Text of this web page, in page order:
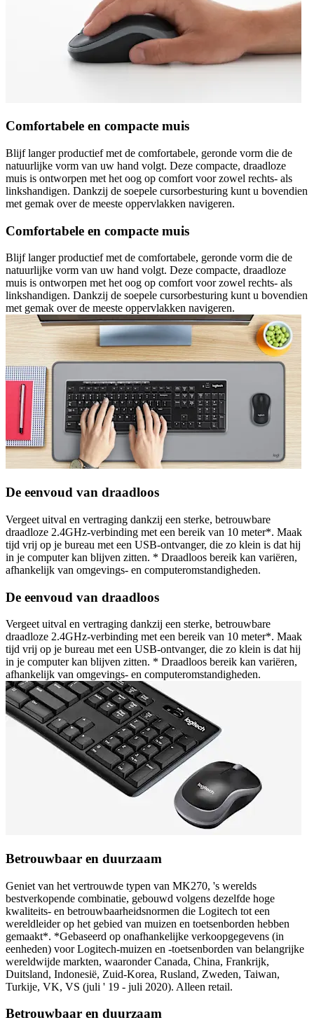
Comfortabele en compacte muis
Blijf langer productief met de comfortabele, geronde vorm die de
natuurlijke vorm van uw hand volgt. Deze compacte, draadloze
muis is ontworpen met het oog op comfort voor zowel rechts- als
linkshandigen. Dankzij de soepele cursorbesturing kunt u bovendien
met gemak over de meeste oppervlakken navigeren.
Comfortabele en compacte muis
Blijf langer productief met de comfortabele, geronde vorm die de
natuurlijke vorm van uw hand volgt. Deze compacte, draadloze
muis is ontworpen met het oog op comfort voor zowel rechts- als
linkshandigen. Dankzij de soepele cursorbesturing kunt u bovendien
met gemak over de meeste oppervlakken navigeren.
De eenvoud van draadloos
Vergeet uitval en vertraging dankzij een sterke, betrouwbare
draadloze 2.4GHz-verbinding met een bereik van 10 meter*. Maak
tijd vrij op je bureau met een USB-ontvanger, die zo klein is dat hij
in je computer kan blijven zitten. * Draadloos bereik kan variëren,
afhankelijk van omgevings- en computeromstandigheden.
De eenvoud van draadloos
Vergeet uitval en vertraging dankzij een sterke, betrouwbare
draadloze 2.4GHz-verbinding met een bereik van 10 meter*. Maak
tijd vrij op je bureau met een USB-ontvanger, die zo klein is dat hij
in je computer kan blijven zitten. * Draadloos bereik kan variëren,
afhankelijk van omgevings- en computeromstandigheden.
Betrouwbaar en duurzaam
Geniet van het vertrouwde typen van MK270, 's werelds
bestverkopende combinatie, gebouwd volgens dezelfde hoge
kwaliteits- en betrouwbaarheidsnormen die Logitech tot een
wereldleider op het gebied van muizen en toetsenborden hebben
gemaakt*. *Gebaseerd op onafhankelijke verkoopgegevens (in
eenheden) voor Logitech-muizen en -toetsenborden van belangrijke
wereldwijde markten, waaronder Canada, China, Frankrijk,
Duitsland, Indonesië, Zuid-Korea, Rusland, Zweden, Taiwan,
Turkije, VK, VS (juli ' 19 - juli 2020). Alleen retail.
Betrouwbaar en duurzaam